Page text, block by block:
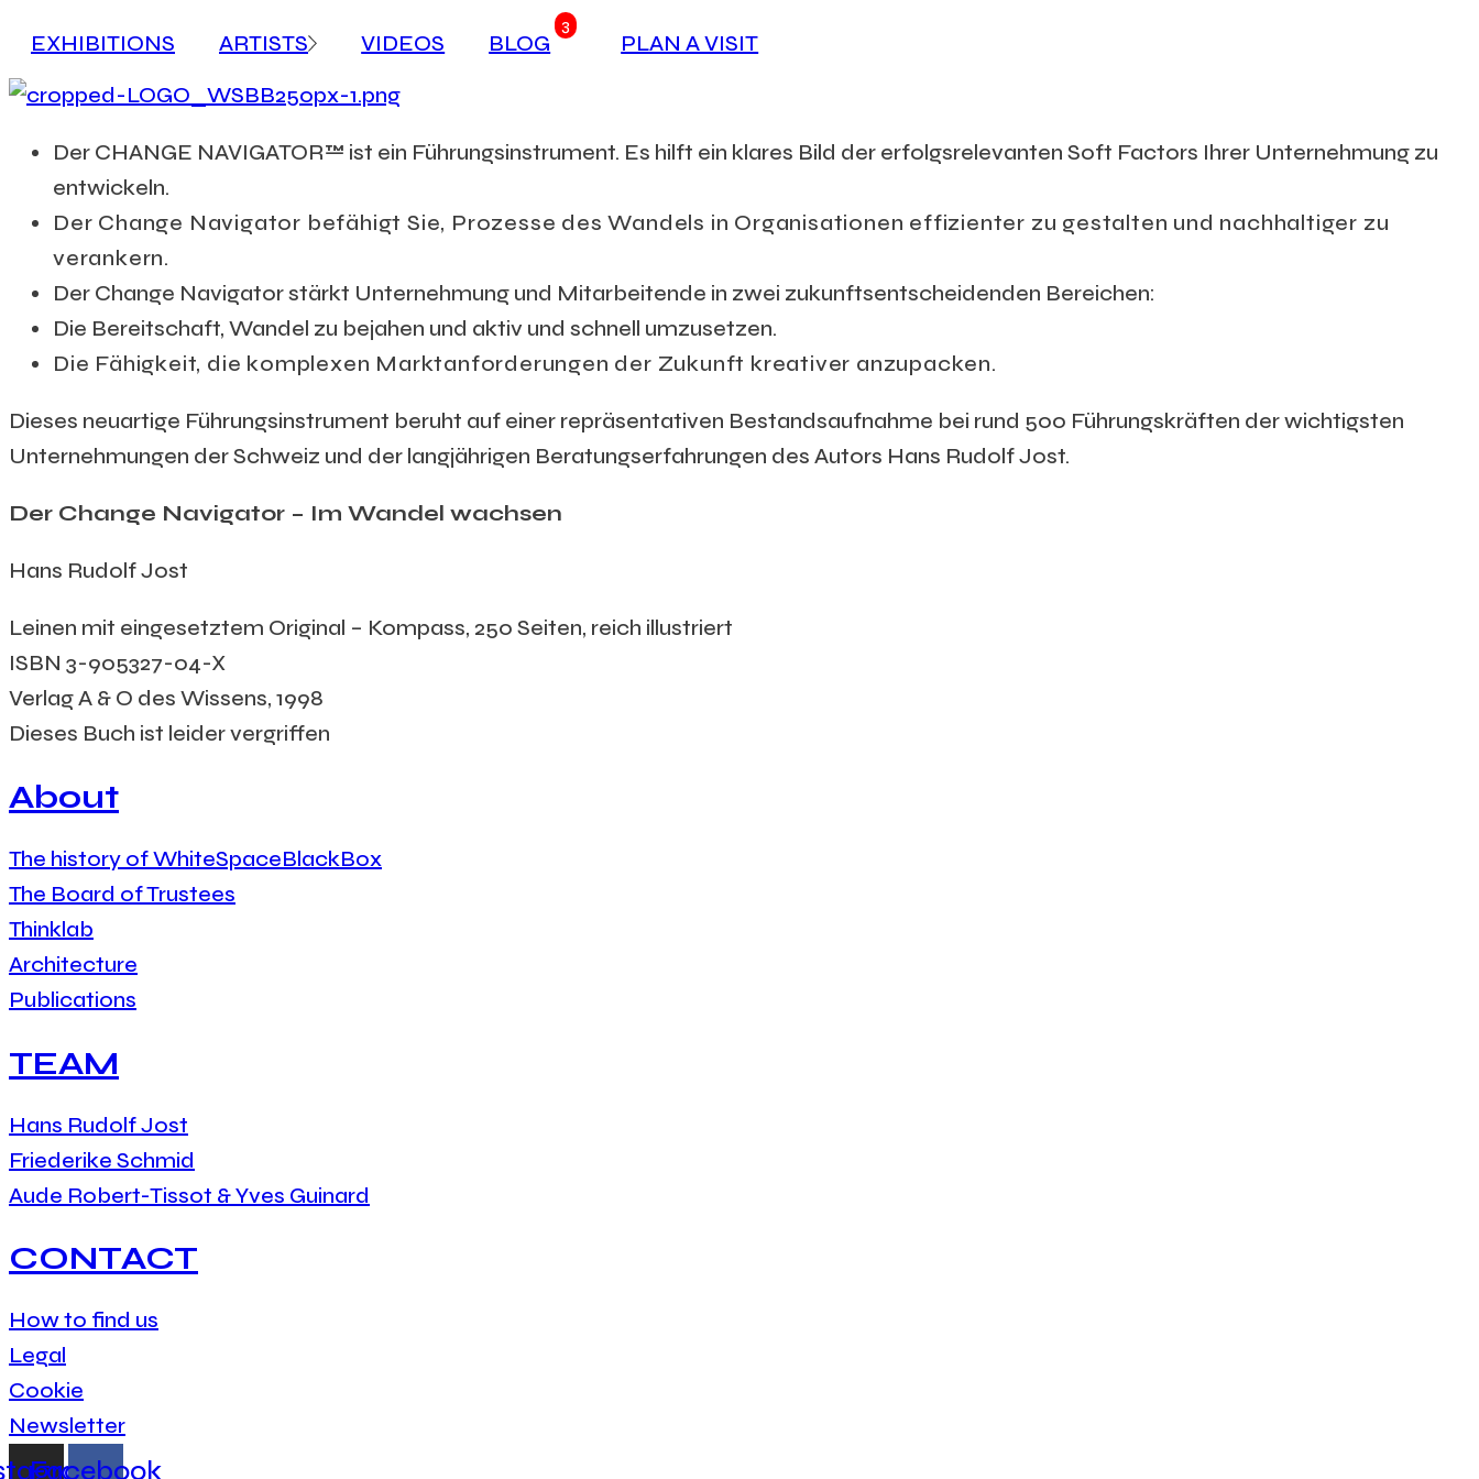
EXHIBITIONS ARTISTS VIDEOS BLOG
3
PLAN A VISIT
Der CHANGE NAVIGATOR™ ist ein Führungsinstrument. Es hilft ein klares Bild der erfolgsrelevanten Soft Factors Ihrer Unternehmung zu
entwickeln.
Der Change Navigator befähigt Sie, Prozesse des Wandels in Organisationen effizienter zu gestalten und nachhaltiger zu
verankern.
Der Change Navigator stärkt Unternehmung und Mitarbeitende in zwei zukunftsentscheidenden Bereichen:
Die Bereitschaft, Wandel zu bejahen und aktiv und schnell umzusetzen.
Die Fähigkeit, die komplexen Marktanforderungen der Zukunft kreativer anzupacken.
Dieses neuartige Führungsinstrument beruht auf einer repräsentativen Bestandsaufnahme bei rund 500 Führungskräften der wichtigsten
Unternehmungen der Schweiz und der langjährigen Beratungserfahrungen des Autors Hans Rudolf Jost.
Der Change Navigator – Im Wandel wachsen
Hans Rudolf Jost
Leinen mit eingesetztem Original – Kompass, 250 Seiten, reich illustriert
ISBN 3-905327-04-X
Verlag A & O des Wissens, 1998
Dieses Buch ist leider vergriffen
About
The history of WhiteSpaceBlackBox
The Board of Trustees
Thinklab
Architecture
Publications
TEAM
Hans Rudolf Jost
Friederike Schmid
Aude Robert-Tissot & Yves Guinard
CONTACT
How to find us
Legal
Cookie
Newsletter
Facebook